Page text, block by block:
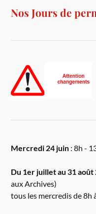
Nos Jours de
Mercredi 24 juin : 8h -
Du 1er juillet au 31 août
aux Archives)
tous les mercredis de 8h